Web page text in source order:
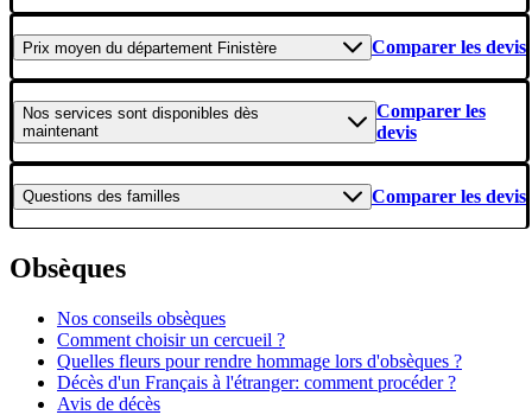
Prix moyen du département Finistère Comparer les devis
Nos services sont disponibles dès
maintenant
Comparer les
devis
Questions des familles Comparer les devis
Obsèques
Nos conseils obsèques
Comment choisir un cercueil ?
Quelles fleurs pour rendre hommage lors d'obsèques ?
Décès d'un Français à l'étranger: comment procéder ?
Avis de décès